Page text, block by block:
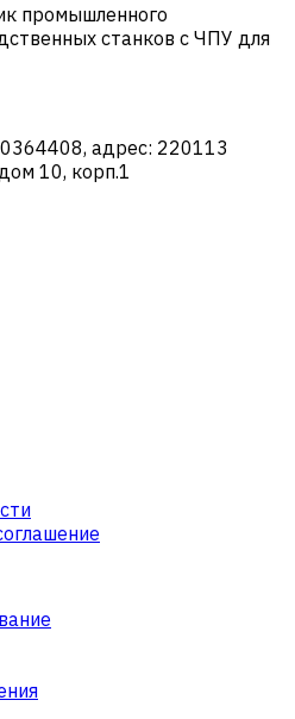
промышленного
станков с ЧПУ для
адрес: 220113
10, корп.1